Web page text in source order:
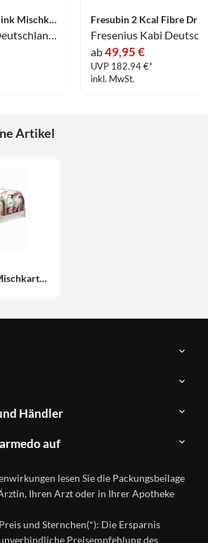
Fresubin 2 Kcal Drink Mischkarton Trinkflaschen 24 x 200 ml
ab49,95 €
UVP 182.94 €*
inkl. MwSt.
Artikel
Resource Energy Mischkarton Fluid GHD Direkt II GmbH Vertriebslinie Nestle 6 x 4 x 200 ml
Händler
auf
lesen Sie die Packungsbeilage
Ihren Arzt oder in Ihrer Apotheke
und Sternchen(*): Die Ersparnis
Preisempfehlung des